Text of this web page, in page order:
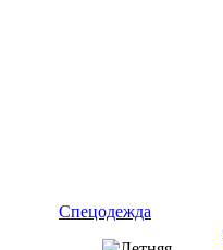
Спецодежда